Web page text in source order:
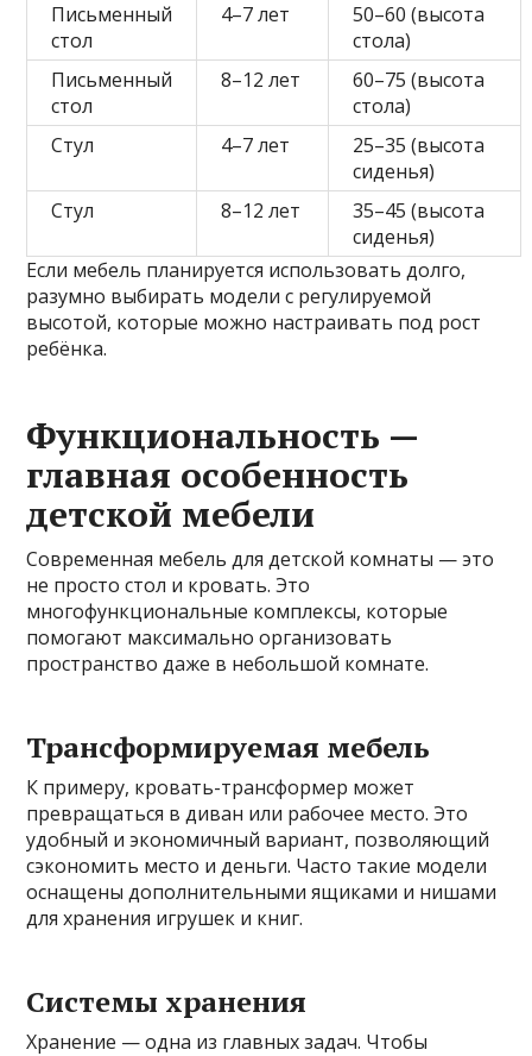
Письменный
стол
4–7 лет
50–60 (высота
стола)
Письменный
стол
8–12 лет
60–75 (высота
стола)
Стул
4–7 лет
25–35 (высота
сиденья)
Стул
8–12 лет
35–45 (высота
сиденья)
Если мебель планируется использовать долго,
разумно выбирать модели с регулируемой
высотой, которые можно настраивать под рост
ребёнка.
Функциональность —
главная особенность
детской мебели
Современная мебель для детской комнаты — это
не просто стол и кровать. Это
многофункциональные комплексы, которые
помогают максимально организовать
пространство даже в небольшой комнате.
Трансформируемая мебель
К примеру, кровать-трансформер может
превращаться в диван или рабочее место. Это
удобный и экономичный вариант, позволяющий
сэкономить место и деньги. Часто такие модели
оснащены дополнительными ящиками и нишами
для хранения игрушек и книг.
Системы хранения
Хранение — одна из главных задач. Чтобы